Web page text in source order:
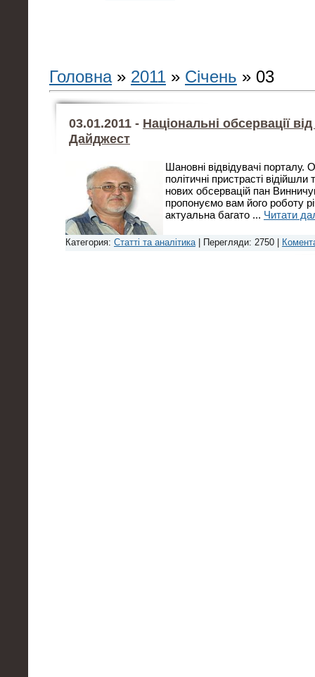
Головна» 2011 » Січень » 03
03.01.2011 - Національні обсервації
Дайджест
Шановні відвідувачі порталу.
політичні пристрасті
нових обсервацій пан
пропонуємо вам його роботу
актуальна багато ... Читати
Категория: Статті та аналітика| Перегляди: 2750 |